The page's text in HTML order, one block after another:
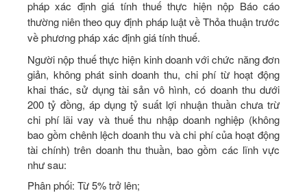
pháp xác định giá tính thuế thực hiện nộp Báo cáo
thường niên theo quy định pháp luật về Thỏa thuận trước
về phương pháp xác định giá tính thuế.
Người nộp thuế thực hiện kinh doanh với chức năng đơn
giản, không phát sinh doanh thu, chi phí từ hoạt động
khai thác, sử dụng tài sản vô hình, có doanh thu dưới
200 tỷ đồng, áp dụng tỷ suất lợi nhuận thuần chưa trừ
chi phí lãi vay và thuế thu nhập doanh nghiệp (không
bao gồm chênh lệch doanh thu và chi phí của hoạt động
tài chính) trên doanh thu thuần, bao gồm các lĩnh vực
như sau:
Phân phối: Từ 5% trở lên;